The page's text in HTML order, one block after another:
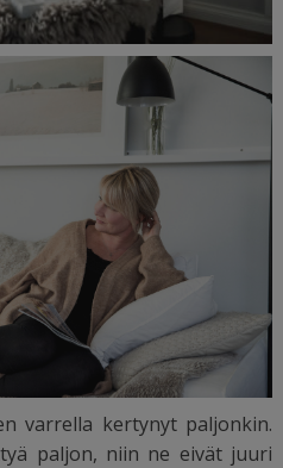
varrella kertynyt paljonkin.
paljon, niin ne eivät juuri